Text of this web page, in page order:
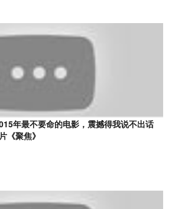
年最不要命的电影，震撼得我说不出话
《聚焦》